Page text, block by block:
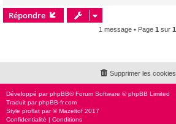
Répondre
1 message • Page 1 sur 1
Supprimer les cookies
Développé parphpBB® Forum Software © phpBB Limited
Traduit parphpBB-fr.com
Style proflat par ©Mazeltof 2017
Confidentialité | Conditions